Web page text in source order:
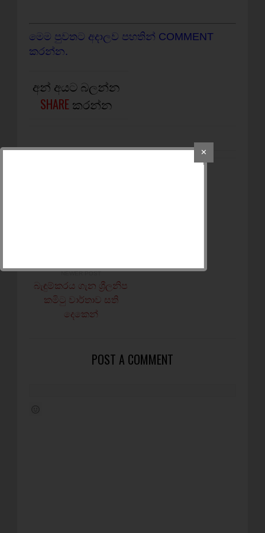
මෙම පුවතට අදාලව පහතින් COMMENT
කරන්න.
අන් අයට බලන්න
SHARE කරන්න
NEWER POST
බැඳුම්කරය ගැන ශ්‍රීලනිප
කමිටු වාර්තාව සති
දෙකෙන්
POST A COMMENT
✕